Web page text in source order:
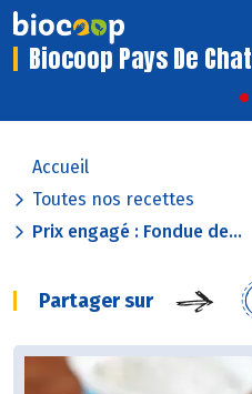
Biocoop Pays De
Accueil
Toutes nos recettes
Prix engagé : Fondue de...
Partager sur